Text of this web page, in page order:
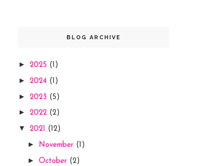
BLOG ARCHIVE
► 2025 (1)
► 2024 (1)
► 2023 (5)
► 2022 (2)
▼ 2021 (12)
► November (1)
► October (2)